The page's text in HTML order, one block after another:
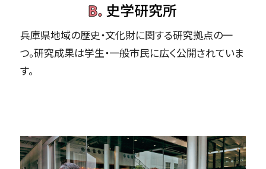
兵庫県地域の歴史・文化財に関する研究拠点の一
つ。研究成果は学生・一般市民に広く公開されていま
す。